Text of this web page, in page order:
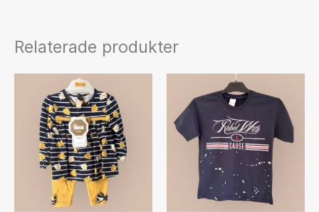
Relaterade produkter
här
produkten
har
flera
varianter.
De
produkten
har
flera
varianter.
De